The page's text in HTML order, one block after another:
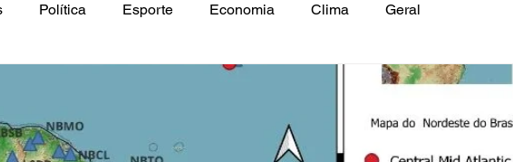
Política Esporte Economia Clima Geral
Mundo Músico
Influencer Luto Seleção Brasileira Exclusivo